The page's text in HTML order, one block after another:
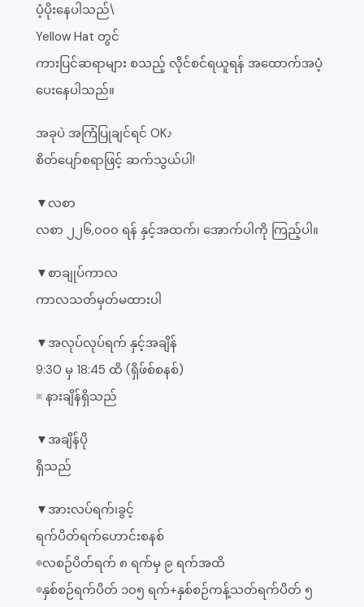
ပံ့ပိုးနေပါသည်\
Yellow Hat တွင်
ကားပြင်ဆရာများ စသည့် လိုင်စင်ရယူရန် အထောက်အ​ပံ့
ပေးနေပါသည်။
အခုပဲ အကြံပြုချင်ရင် OK♪
စိတ်ပျော်စရာဖြင့် ဆက်သွယ်ပါ!
▼လစာ
လစာ ၂၂၆,၀၀၀ ရန် နှင့်အထက်၊ အောက်ပါကို ကြည့်ပါ။
▼စာချုပ်ကာလ
ကာလသတ်မှတ်မထားပါ
▼အလုပ်လုပ်ရက် နှင့်အချိန်
9:30 မှ 18:45 ထိ (ရှိဖ်စ်စနစ်)
※ နားချိန်ရှိသည်
▼အချိန်ပို
ရှိသည်
▼အားလပ်ရက်၊ခွင့်
ရက်ပိတ်ရက်ဟောင်းစနစ်
◎လစဉ်ပိတ်ရက် ၈ ရက်မှ ၉ ရက်အထိ
◎နှစ်စဉ်ရက်ပိတ် ၁၀၅ ရက်+နှစ်စဉ်ကန့်သတ်ရက်ပိတ် ၅